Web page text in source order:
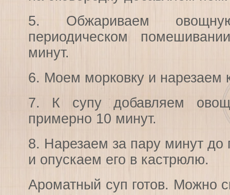
5. Обжариваем
периодическом
минут.
6. Моем морковку и нарезаем
7. К супу добавляем
примерно 10 минут.
8. Нарезаем за пару минут до
и опускаем его в кастрюлю.
Ароматный суп готов. Можно